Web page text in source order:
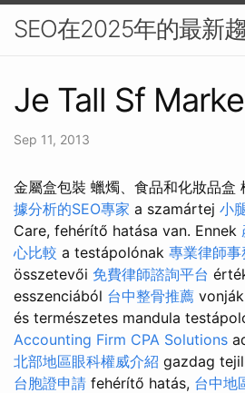
SEO在2025年的最新
Je Tall Sf
Sep 11, 2013
金屬盒包裝 蠟燭、食品和化妝品盒
據分析的SEO專家 a szamártej 小
Care, fehérítő hatása van. Ennek
心比較 a testápolónak 專業律師
összetevői 免費律師諮詢平台
esszenciából 台中整骨推薦
és természetes mandula
Accounting Firm CPA Solutions
北部地區眼科權威介紹 gazdag
台胞證申請 fehérítő hatás, 台中地